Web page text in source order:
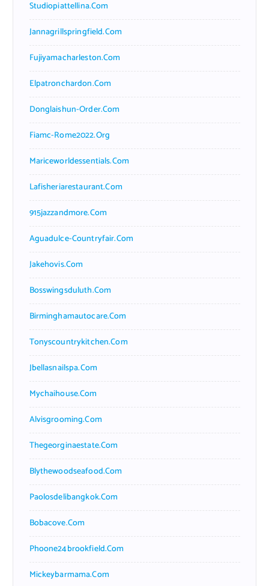
Studiopiattellina.com
Jannagrillspringfield.com
Fujiyamacharleston.com
Elpatronchardon.com
Donglaishun-Order.com
Fiamc-Rome2022.org
Mariceworldessentials.com
Lafisheriarestaurant.com
915jazzandmore.com
Aguadulce-Countryfair.com
Jakehovis.com
Bosswingsduluth.com
Birminghamautocare.com
Tonyscountrykitchen.com
Jbellasnailspa.com
Mychaihouse.com
Alvisgrooming.com
Thegeorginaestate.com
Blythewoodseafood.com
Paolosdelibangkok.com
Bobacove.com
Phoone24brookfield.com
Mickeybarmama.com